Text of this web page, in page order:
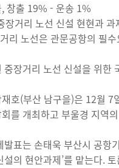
창출 19% - 운송 1%
장거리 노선 신설 현현과 과
리 노선은 관문공항의 필수
중장거리 노선 신설을 위한
호(부산 남구을)은 12월 7
를 개최하고 부울경 지역
발표는 손태욱 부산시 공항
설의 현안과제’를 맡는다.